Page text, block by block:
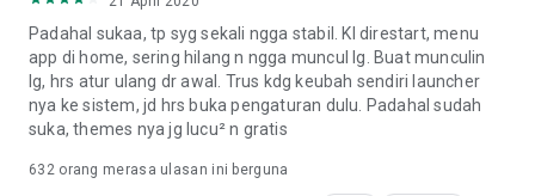
Padahal sukaa, tp syg sekali ngga stabil. Kl direstart, menu
app di home, sering hilang n ngga muncul lg. Buat munculin
lg, hrs atur ulang dr awal. Trus kdg keubah sendiri launcher
nya ke sistem, jd hrs buka pengaturan dulu. Padahal sudah
suka, themes nya jg lucu² n gratis
632orang merasa ulasan ini berguna